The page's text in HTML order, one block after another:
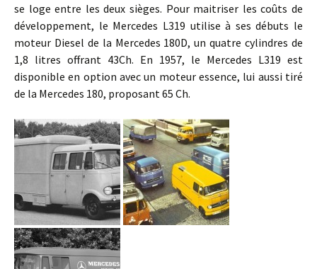
se loge entre les deux sièges. Pour maitriser les coûts de
développement, le Mercedes L319 utilise à ses débuts le
moteur Diesel de la Mercedes 180D, un quatre cylindres de
1,8 litres offrant 43Ch. En 1957, le Mercedes L319 est
disponible en option avec un moteur essence, lui aussi tiré
de la Mercedes 180, proposant 65 Ch.